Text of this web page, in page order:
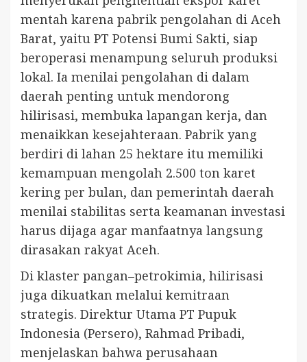
mentah karena pabrik pengolahan di Aceh
Barat, yaitu PT Potensi Bumi Sakti, siap
beroperasi menampung seluruh produksi
lokal. Ia menilai pengolahan di dalam
daerah penting untuk mendorong
hilirisasi, membuka lapangan kerja, dan
menaikkan kesejahteraan. Pabrik yang
berdiri di lahan 25 hektare itu memiliki
kemampuan mengolah 2.500 ton karet
kering per bulan, dan pemerintah daerah
menilai stabilitas serta keamanan investasi
harus dijaga agar manfaatnya langsung
dirasakan rakyat Aceh.
Di klaster pangan–petrokimia, hilirisasi
juga dikuatkan melalui kemitraan
strategis. Direktur Utama PT Pupuk
Indonesia (Persero), Rahmad Pribadi,
menjelaskan bahwa perusahaan